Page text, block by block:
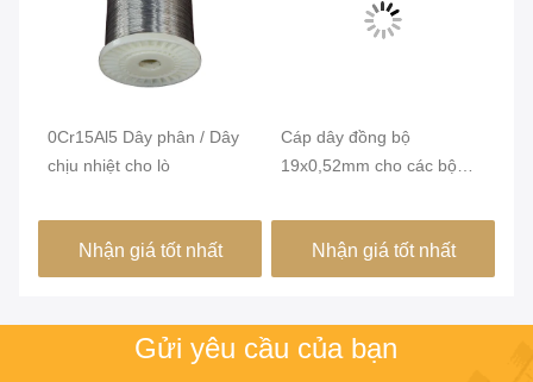
0Cr15Al5 Dây phân / Dây
chịu nhiệt cho lò
Nhận giá tốt nhất
Cáp dây đồng bộ
19x0,52mm cho các bộ
Nhận giá tốt nhất
Gửi yêu cầu của bạn